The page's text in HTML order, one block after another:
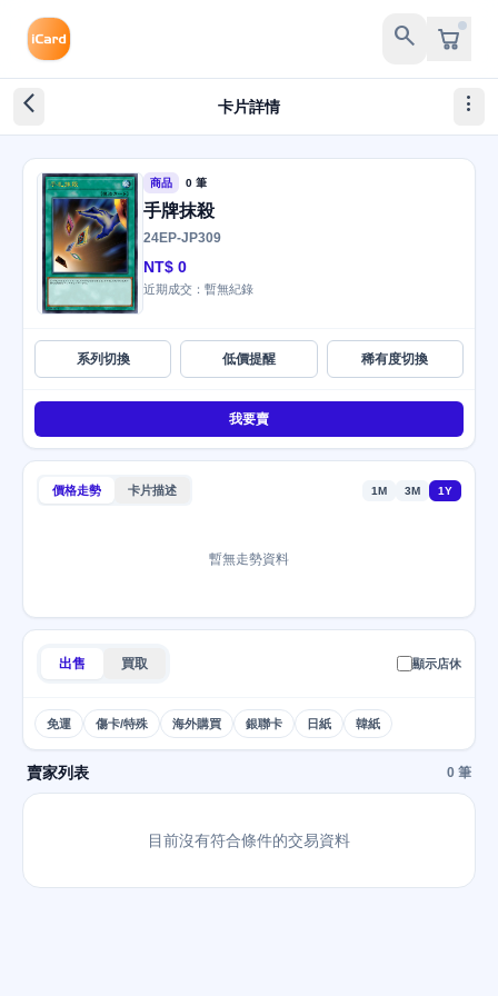
search
arrow_back_ios_new 卡片詳情 more_vert
商品 0 筆
手牌抹殺
24EP-JP309
NT$ 0
近期成交：暫無紀錄
系列切換 低價提醒 稀有度切換
我要賣
價格走勢 卡片描述 1M 3M 1Y
暫無走勢資料
出售 買取 顯示店休
免運 傷卡/特殊 海外購買 銀聯卡 日紙 韓紙
賣家列表 0 筆
目前沒有符合條件的交易資料